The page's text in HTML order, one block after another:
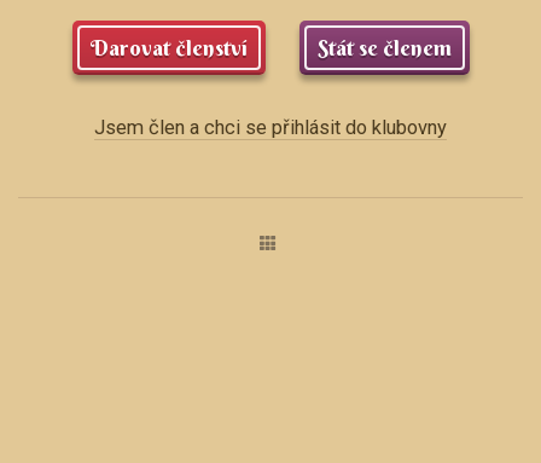
Darovat členství Stát se členem
Jsem člen a chci se přihlásit do klubovny